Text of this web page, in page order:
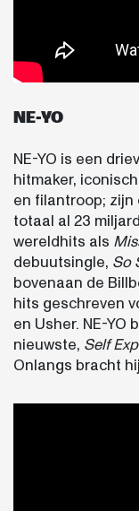
NE-YO
NE-YO is een
hitmaker,
en filantroop; zijn
totaal al 23
wereldhits als
debuutsingle, So
bovenaan de
hits geschreven
en Usher. NE-YO
nieuwste, Self
Onlangs bracht